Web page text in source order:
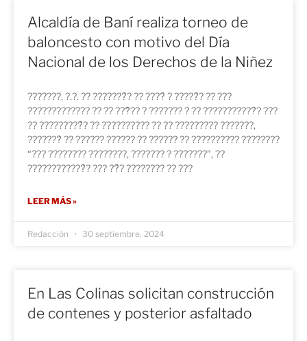
Alcaldía de Baní realiza torneo de
baloncesto con motivo del Día
Nacional de los Derechos de la Niñez
???????, ?.?. ?? ???????́? ?? ????́ ? ?????́? ?? ???
????????????? ?? ?? ???̃?? ? ??????? ? ?? ???????????́? ???
?? ?????????́? ?? ?????????? ?? ?? ????????? ???????,
???????́ ?? ?????? ?????? ?? ?????? ?? ?????????? ????????
“??? ???????? ????????, ??????? ? ???????”, ??
????????????́? ??? ??́? ???????? ?? ???
LEER MÁS »
Redacción 30 septiembre, 2024
En Las Colinas solicitan construcción
de contenes y posterior asfaltado